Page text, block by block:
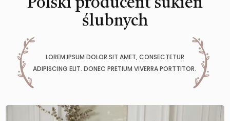
Polski producent sukien
ślubnych
LOREM IPSUM DOLOR SIT AMET, CONSECTETUR
ADIPISCING ELIT. DONEC PRETIUM VIVERRA PORTTITOR.